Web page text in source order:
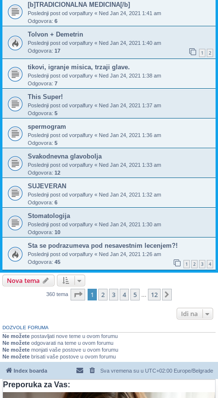
[b]TRADICIONALNA MEDICINA[/b]
Poslednji post od vorpalfury « Ned Jan 24, 2021 1:41 am
Odgovora: 6
Tolvon + Demetrin
Poslednji post od vorpalfury « Ned Jan 24, 2021 1:40 am
Odgovora: 17 1 2
tikovi, igranje misica, trzaji glave.
Poslednji post od vorpalfury « Ned Jan 24, 2021 1:38 am
Odgovora: 7
This Super!
Poslednji post od vorpalfury « Ned Jan 24, 2021 1:37 am
Odgovora: 5
spermogram
Poslednji post od vorpalfury « Ned Jan 24, 2021 1:36 am
Odgovora: 5
Svakodnevna glavobolja
Poslednji post od vorpalfury « Ned Jan 24, 2021 1:33 am
Odgovora: 12
SUJEVERAN
Poslednji post od vorpalfury « Ned Jan 24, 2021 1:32 am
Odgovora: 6
Stomatologija
Poslednji post od vorpalfury « Ned Jan 24, 2021 1:30 am
Odgovora: 10
Sta se podrazumeva pod nesavestnim lecenjem?!
Poslednji post od vorpalfury « Ned Jan 24, 2021 1:26 am
Odgovora: 45 1 2 3 4
Nova tema
360 tema Stranica 1od12
1 2 3 4 5 12
Idi na
DOZVOLE FORUMA
Ne možete postavljati nove teme u ovom forumu
Ne možete odgovarati na teme u ovom forumu
Ne možete monjati vaše postove u ovom forumu
Ne možete brisati vaše postove u ovom forumu
Index boarda Sva vremena su u UTC+02:00 Europe/Belgrade
Preporuka za Vas: